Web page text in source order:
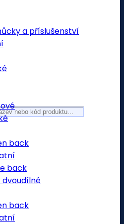
a příslušenství
back
back
dvoudílné
back